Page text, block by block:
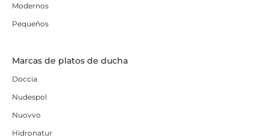
Modernos
Pequeños
Marcas de platos de ducha
Doccia
Nudespol
Nuovvo
Hidronatur